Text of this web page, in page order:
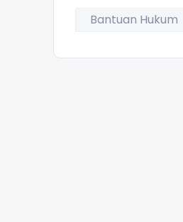
Bantuan Hukum